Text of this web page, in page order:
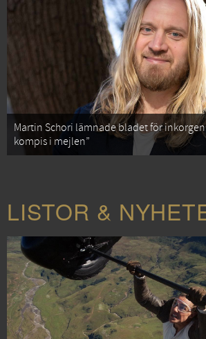
Martin Schori lämnade bladet för
kompis i mejlen”
LISTOR &